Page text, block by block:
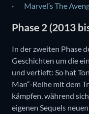
· Marvel’s The
Phase 2 (2013
In der zweiten Phase
Geschichten um die
und vertieft: So hat
Man“-Reihe mit dem
kämpfen, während
eigenen Sequels